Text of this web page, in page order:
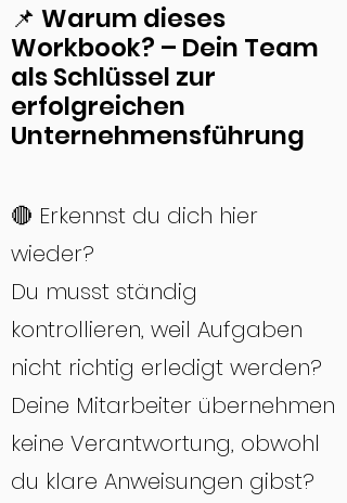
📌 Warum dieses
Workbook? – Dein Team
als Schlüssel zur
erfolgreichen
Unternehmensführung
🔴 Erkennst du dich hier
wieder?
Du musst ständig
kontrollieren, weil Aufgaben
nicht richtig erledigt werden?
Deine Mitarbeiter übernehmen
keine Verantwortung, obwohl
du klare Anweisungen gibst?